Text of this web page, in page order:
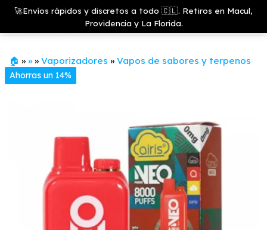
Saltar
contenido
🚀Envíos rápidos y discretos a todo 🇨🇱. Retiros en Macul,
Providencia y La Florida.
Growshop
& LED
Store
🏠 » » » Vaporizadores » Vapos de sabores y terpenos
Ahorras un 14%